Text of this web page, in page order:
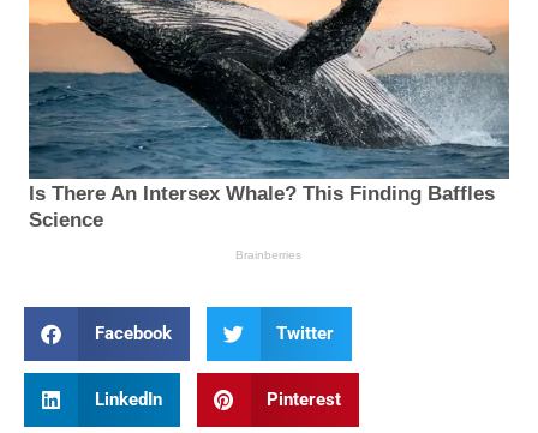
Facebook Twitter
LinkedIn Pinterest